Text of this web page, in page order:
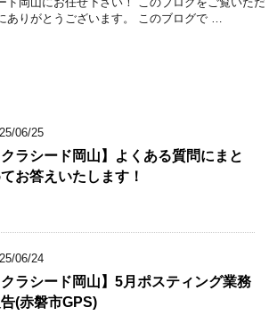
ありがとうございます。 このブログで …
06/25
クラシード岡山】よくある質問にまと
お答えいたします！
06/24
クラシード岡山】5月ポスティング業務
(赤磐市GPS)